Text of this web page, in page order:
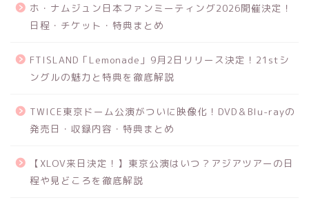
ホ・ナムジュン日本ファンミーティング2026開催決定！
日程・チケット・特典まとめ
FTISLAND「Lemonade」9月2日リリース決定！21stシ
ングルの魅力と特典を徹底解説
TWICE東京ドーム公演がついに映像化！DVD＆Blu-rayの
発売日・収録内容・特典まとめ
【XLOV来日決定！】東京公演はいつ？アジアツアーの日
程や見どころを徹底解説